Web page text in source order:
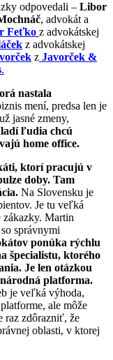
odpovedali – Libor
, advokát a
Feťko z advokátskej
z advokátskej
z Javorček &
.
nastala
mení, predsa len je
jasné zmeny,
ľudia chcú
home office.
ktorí pracujú v
doby. Tam
Na Slovensku je
Je tu veľká
zákazky. Martin
správnymi
ponúka rýchlu
špecialistu, ktorého
Je len otázkou
platforma.
je veľká výhoda,
ale môže
raz zdôrazniť, že
oblasti, v ktorej